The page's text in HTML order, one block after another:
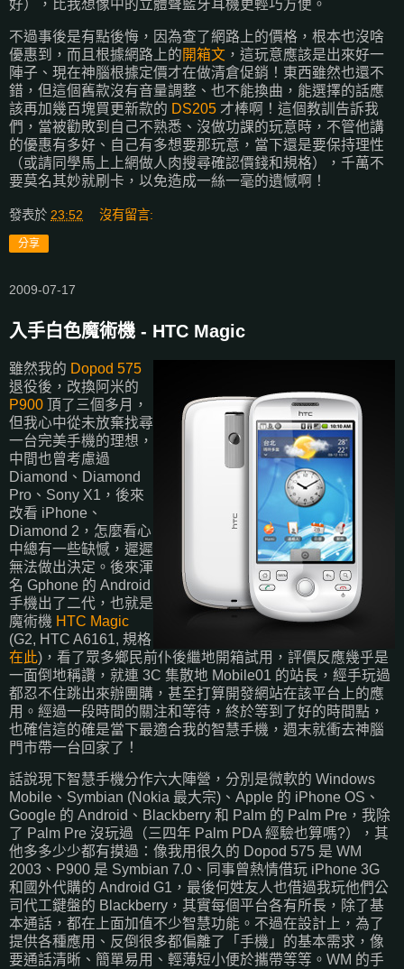
好），比我想像中的立體聲藍牙耳機更輕巧方便。
不過事後是有點後悔，因為查了網路上的價格，根本也沒啥
優惠到，而且根據網路上的開箱文 ，這玩意應該是出來好一
陣子、現在神腦根據定價才在做清倉促銷！東西雖然也還不
錯，但這個舊款沒有音量調整、也不能換曲，能選擇的話應
該再加幾百塊買更新款的 DS205 才棒啊！這個教訓告訴我
們，當被勸敗到自己不熟悉、沒做功課的玩意時，不管他講
的優惠有多好、自己有多想要那玩意，當下還是要保持理性
（或請同學馬上上網做人肉搜尋確認價錢和規格），千萬不
要莫名其妙就刷卡，以免造成一絲一毫的遺憾啊！
發表於 23:52 沒有留言:
分享
2009-07-17
入手白色魔術機 - HTC Magic
雖然我的 Dopod 575
退役後，改換阿米的
P900 頂了三個多月，
但我心中從未放棄找尋
一台完美手機的理想，
中間也曾考慮過
Diamond、Diamond
Pro、Sony X1，後來
改看 iPhone、
Diamond 2，怎麼看心
中總有一些缺憾，遲遲
無法做出決定。後來渾
名 Gphone 的 Android
手機出了二代，也就是
魔術機 HTC Magic
(G2, HTC A6161, 規格
在此)，看了眾多鄉民前仆後繼地開箱試用，評價反應幾乎是
一面倒地稱讚，就連 3C 集散地 Mobile01 的站長，經手玩過
都忍不住跳出來辦團購，甚至打算開發網站在該平台上的應
用。經過一段時間的關注和等待，終於等到了好的時間點，
也確信這的確是當下最適合我的智慧手機，週末就衝去神腦
門市帶一台回家了！
話說現下智慧手機分作六大陣營，分別是微軟的 Windows
Mobile、Symbian (Nokia 最大宗)、Apple 的 iPhone OS、
Google 的 Android、Blackberry 和 Palm 的 Palm Pre，我除
了 Palm Pre 沒玩過（三四年 Palm PDA 經驗也算嗎?），其
他多多少少都有摸過：像我用很久的 Dopod 575 是 WM
2003、P900 是 Symbian 7.0、同事曾熱情借玩 iPhone 3G
和國外代購的 Android G1，最後何姓友人也借過我玩他們公
司代工鍵盤的 Blackberry，其實每個平台各有所長，除了基
本通話，都在上面加值不少智慧功能。不過在設計上，為了
提供各種應用、反倒很多都偏離了「手機」的基本需求，像
要通話清晰、簡單易用、輕薄短小便於攜帶等等。WM 的手